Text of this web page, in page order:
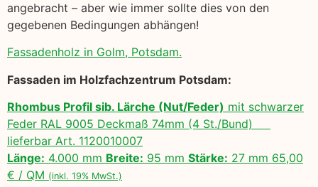
angebracht – aber wie immer sollte dies von den
gegebenen Bedingungen abhängen!
Fassadenholz in Golm, Potsdam.
Fassaden im Holzfachzentrum Potsdam:
Rhombus Profil sib. Lärche (Nut/Feder) mit schwarzer
Feder RAL 9005 Deckmaß 74mm (4 St./Bund)
lieferbar Art. 1120010007
Länge: 4.000 mm Breite: 95 mm Stärke: 27 mm 65,00
€ / QM (inkl. 19% MwSt.)